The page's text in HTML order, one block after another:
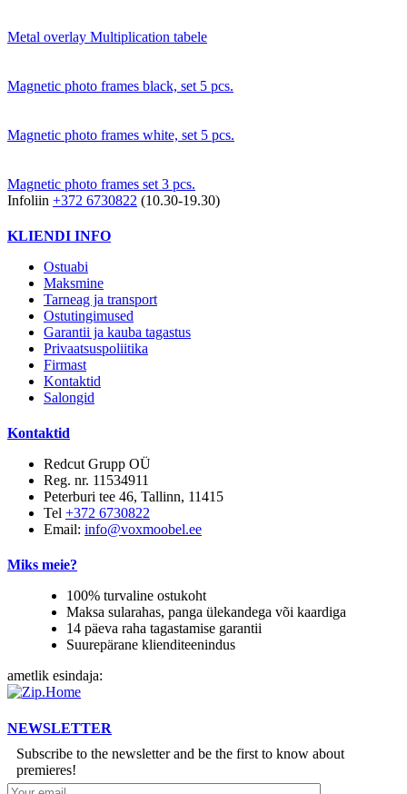
Metal overlay Multiplication tabele
Magnetic photo frames black, set 5 pcs.
Magnetic photo frames white, set 5 pcs.
Magnetic photo frames set 3 pcs.
Infoliin +372 6730822 (10.30-19.30)
KLIENDI INFO
Ostuabi
Maksmine
Tarneag ja transport
Ostutingimused
Garantii ja kauba tagastus
Privaatsuspoliitika
Firmast
Kontaktid
Salongid
Kontaktid
Redcut Grupp OÜ
Reg. nr. 11534911
Peterburi tee 46, Tallinn, 11415
Tel +372 6730822
Email: info@voxmoobel.ee
Miks meie?
100% turvaline ostukoht
Maksa sularahas, panga ülekandega või kaardiga
14 päeva raha tagastamise garantii
Suurepärane klienditeenindus
ametlik esindaja:
NEWSLETTER
Subscribe to the newsletter and be the first to know about
premieres!